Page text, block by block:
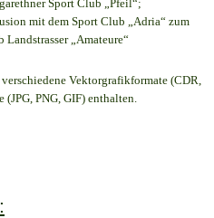
Sport Club „Pfeil“;
mit dem Sport Club „Adria“ zum
Landstrasser „Amateure“
Vektorgrafikformate (CDR,
PNG, GIF) enthalten.